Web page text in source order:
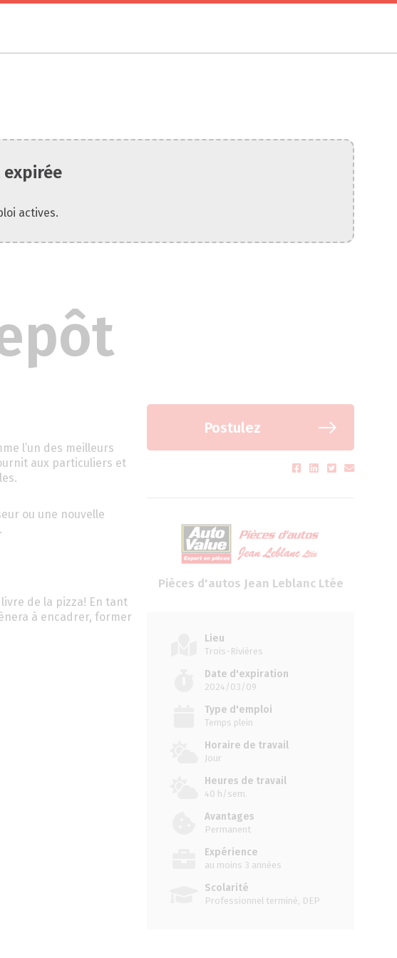
actives.
l’un des meilleurs
aux particuliers et
ou une nouvelle
de la pizza! En tant
à encadrer, former
Postulez
Pièces d'autos Jean Leblanc Ltée
Lieu
Trois-Rivières
Date d'expiration
2024/03/09
Type d'emploi
Temps plein
Horaire de travail
Jour
Heures de travail
40 h/sem.
Avantages
Permanent
Expérience
au moins 3 années
Scolarité
Professionnel terminé, DEP